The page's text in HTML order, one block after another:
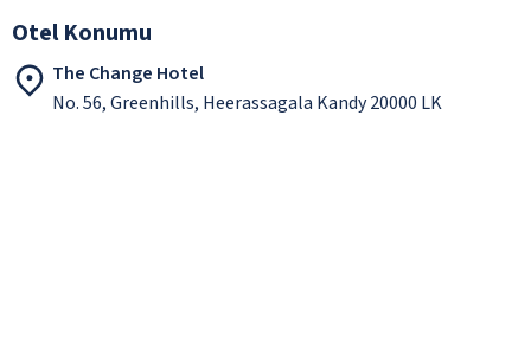
Otel Konumu
The Change Hotel
No. 56, Greenhills, Heerassagala Kandy 20000 LK